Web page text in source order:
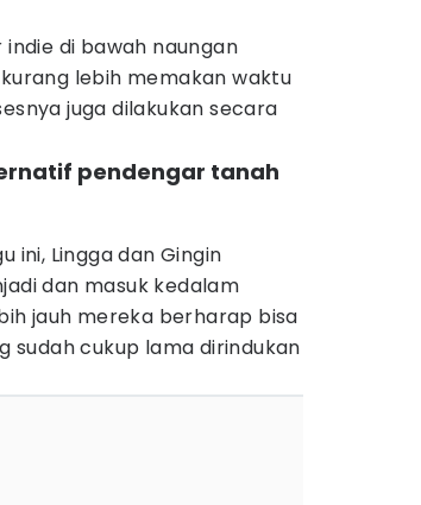
di bawah naungan
lebih memakan waktu
juga dilakukan secara
pendengar tanah
ini, Lingga dan Gingin
dan masuk kedalam
jauh mereka berharap bisa
sudah cukup lama dirindukan